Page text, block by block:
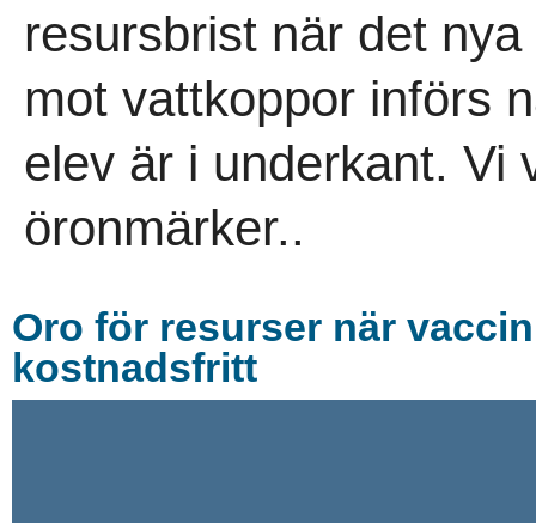
resursbrist när det
mot vattkoppor införs
elev är i underkant. Vi
öronmärker..
Oro för resurser när
kostnadsfritt